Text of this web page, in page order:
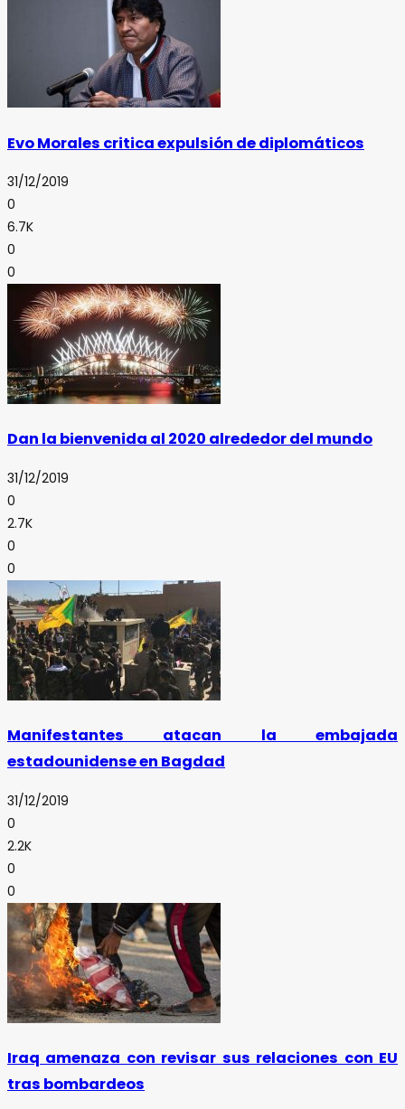
Evo Morales critica expulsión de diplomáticos
31/12/2019
0
6.7K
0
0
Dan la bienvenida al 2020 alrededor del mundo
31/12/2019
0
2.7K
0
0
Manifestantes atacan la embajada
estadounidense en Bagdad
31/12/2019
0
2.2K
0
0
Iraq amenaza con revisar sus relaciones con EU
tras bombardeos